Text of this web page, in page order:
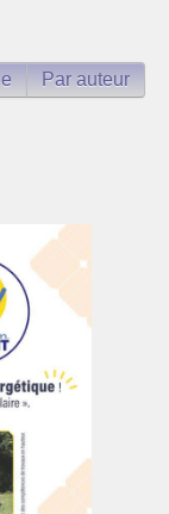
solaires
Par auteur